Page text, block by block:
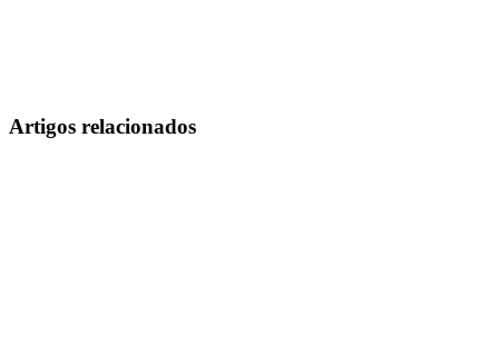
Artigos relacionados